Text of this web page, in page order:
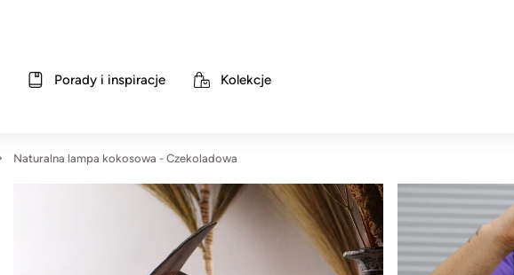
Porady i inspiracje Kolekcje
Naturalna lampa kokosowa - Czekoladowa